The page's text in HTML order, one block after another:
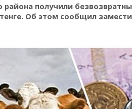
района получили
Об этом сообщил